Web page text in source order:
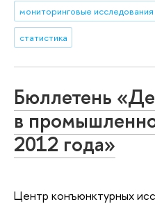
мониторинговые исследования
статистика
Бюллетень
в
2012 года»
Центр конъюнктурных